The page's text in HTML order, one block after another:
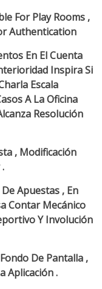
For Play Rooms ,
Authentication
En El Cuenta
Inspira Si
Escala
A La Oficina
Resolución
, Modificación
Apuestas , En
Contar Mecánico
Y Involución
De Pantalla ,
Aplicación .